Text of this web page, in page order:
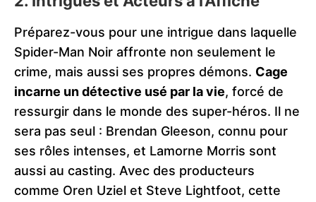
Préparez-vous pour une intrigue dans laquelle
Spider-Man Noir affronte non seulement le
crime, mais aussi ses propres démons. Cage
incarne un détective usé par la vie, forcé de
ressurgir dans le monde des super-héros. Il ne
sera pas seul : Brendan Gleeson, connu pour
ses rôles intenses, et Lamorne Morris sont
aussi au casting. Avec des producteurs
comme Oren Uziel et Steve Lightfoot, cette